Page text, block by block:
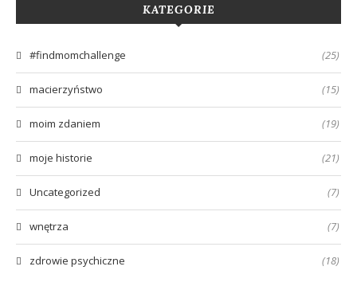
KATEGORIE
#findmomchallenge (25)
macierzyństwo (15)
moim zdaniem (19)
moje historie (21)
Uncategorized (7)
wnętrza (7)
zdrowie psychiczne (18)